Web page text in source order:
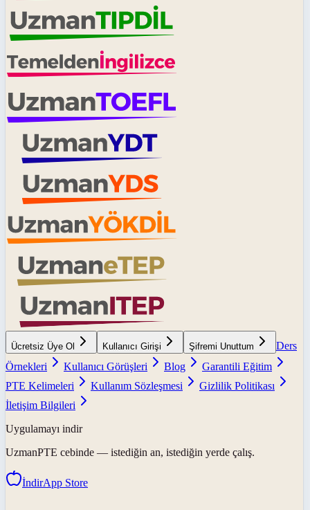
Ücretsiz Üye Ol Kullanıcı Girişi Şifremi Unuttum
Ders
Örnekleri
Kullanıcı Görüşleri Blog
Garantili Eğitim
PTE Kelimeleri
Kullanım Sözleşmesi
Gizlilik Politikası
İletişim Bilgileri
Uygulamayı indir
UzmanPTE cebinde — istediğin an, istediğin yerde çalış.
İndirApp Store